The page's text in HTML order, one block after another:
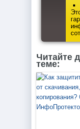
Читайте
теме: